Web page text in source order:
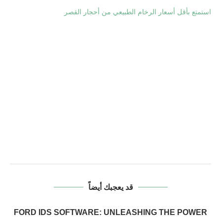
استمتع بأقل أسعار الرخام الطبيعي من أحجار القصر
قد يعجبك أيضاً
FORD IDS SOFTWARE: UNLEASHING THE POWER